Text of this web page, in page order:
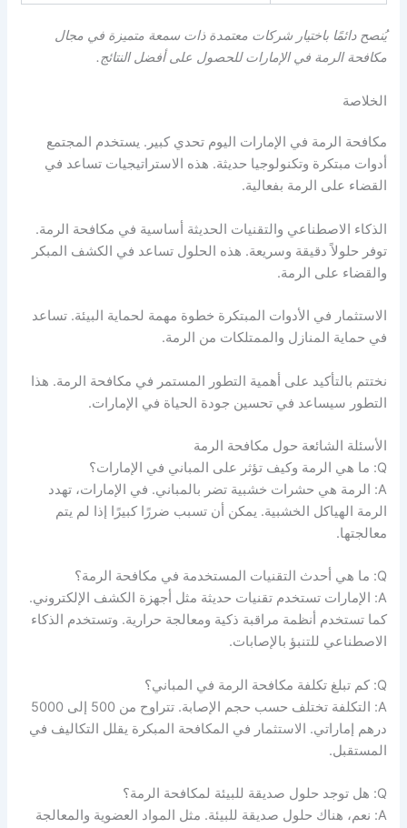
يُنصح دائمًا باختيار شركات معتمدة ذات سمعة متميزة في مجال
مكافحة الرمة في الإمارات للحصول على أفضل النتائج.
الخلاصة
مكافحة الرمة في الإمارات اليوم تحدي كبير. يستخدم المجتمع
أدوات مبتكرة وتكنولوجيا حديثة. هذه الاستراتيجيات تساعد في
القضاء على الرمة بفعالية.
الذكاء الاصطناعي والتقنيات الحديثة أساسية في مكافحة الرمة.
توفر حلولاً دقيقة وسريعة. هذه الحلول تساعد في الكشف المبكر
والقضاء على الرمة.
الاستثمار في الأدوات المبتكرة خطوة مهمة لحماية البيئة. تساعد
في حماية المنازل والممتلكات من الرمة.
نختتم بالتأكيد على أهمية التطور المستمر في مكافحة الرمة. هذا
التطور سيساعد في تحسين جودة الحياة في الإمارات.
الأسئلة الشائعة حول مكافحة الرمة
Q: ما هي الرمة وكيف تؤثر على المباني في الإمارات؟
A: الرمة هي حشرات خشبية تضر بالمباني. في الإمارات، تهدد
الرمة الهياكل الخشبية. يمكن أن تسبب ضررًا كبيرًا إذا لم يتم
معالجتها.
Q: ما هي أحدث التقنيات المستخدمة في مكافحة الرمة؟
A: الإمارات تستخدم تقنيات حديثة مثل أجهزة الكشف الإلكتروني.
كما تستخدم أنظمة مراقبة ذكية ومعالجة حرارية. وتستخدم الذكاء
الاصطناعي للتنبؤ بالإصابات.
Q: كم تبلغ تكلفة مكافحة الرمة في المباني؟
A: التكلفة تختلف حسب حجم الإصابة. تتراوح من 500 إلى 5000
درهم إماراتي. الاستثمار في المكافحة المبكرة يقلل التكاليف في
المستقبل.
Q: هل توجد حلول صديقة للبيئة لمكافحة الرمة؟
A: نعم، هناك حلول صديقة للبيئة. مثل المواد العضوية والمعالجة